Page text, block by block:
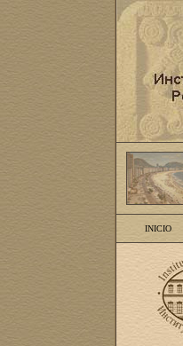
INICIO